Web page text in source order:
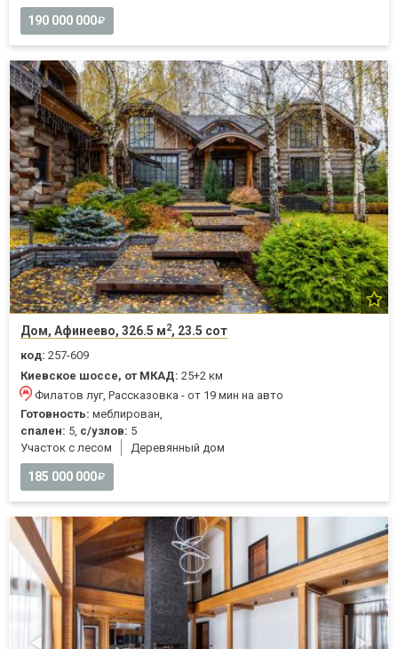
190 000 000
Дом, Афинеево, 326.5 м2, 23.5 сот
код: 257-609
Киевское шоссе, от МКАД: 25+2 км
Филатов луг, Рассказовка - от 19 мин на авто
Готовность: меблирован,
спален: 5, с/узлов: 5
Участок с лесом
Деревянный дом
185 000 000